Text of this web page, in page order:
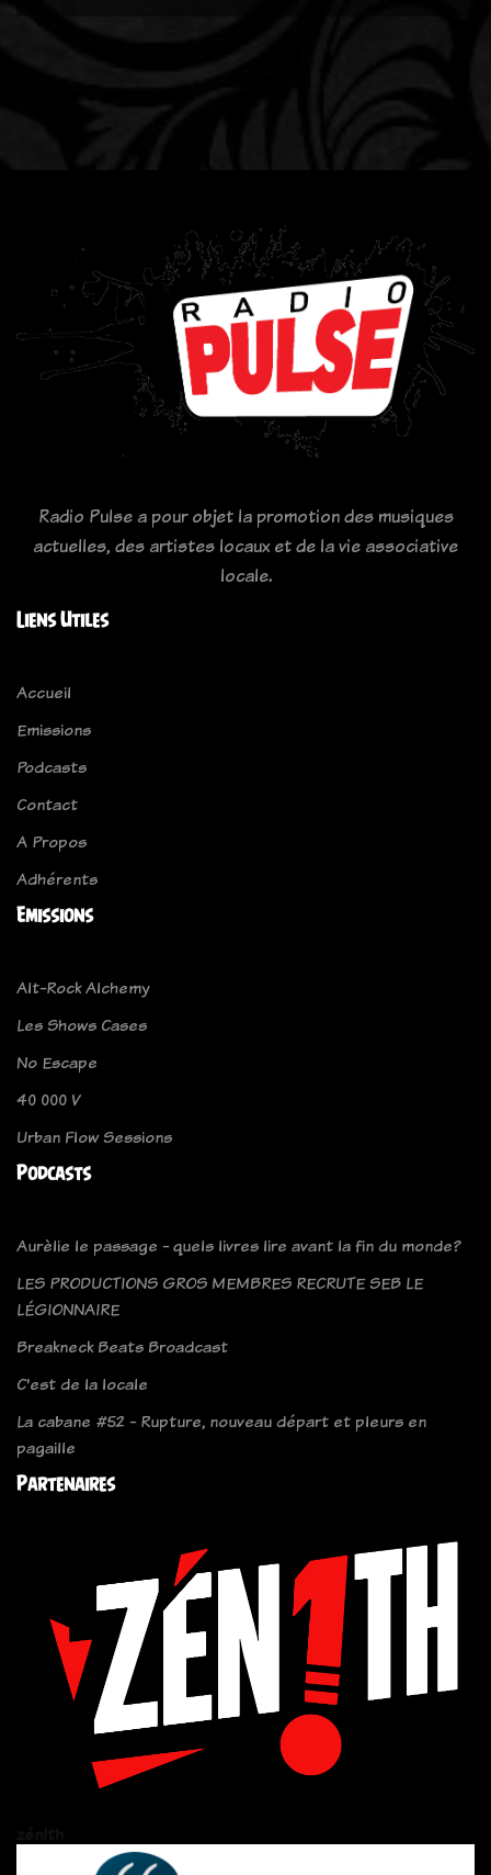
Radio Pulse a pour objet la promotion des musiques
actuelles, des artistes locaux et de la vie associative
locale.
Liens Utiles
Accueil
Emissions
Podcasts
Contact
A Propos
Adhérents
Emissions
Alt-Rock Alchemy
Les Shows Cases
No Escape
40 000 V
Urban Flow Sessions
Podcasts
Aurèlie le passage - quels livres lire avant la fin du monde?
LES PRODUCTIONS GROS MEMBRES RECRUTE SEB LE
LÉGIONNAIRE
Breakneck Beats Broadcast
C'est de la locale
La cabane #52 - Rupture, nouveau départ et pleurs en
pagaille
Partenaires